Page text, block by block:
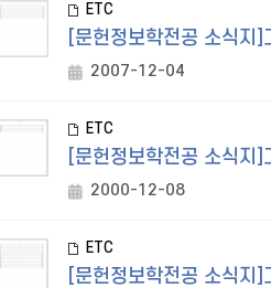
ETC
[문헌정보학전공 소식
2007-12-04
ETC
[문헌정보학전공 소식
2000-12-08
ETC
[문헌정보학전공 소식